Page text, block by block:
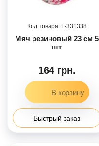
331338
Мяч резиновый 23 см 5
шт
164 грн.
Быстрый заказ